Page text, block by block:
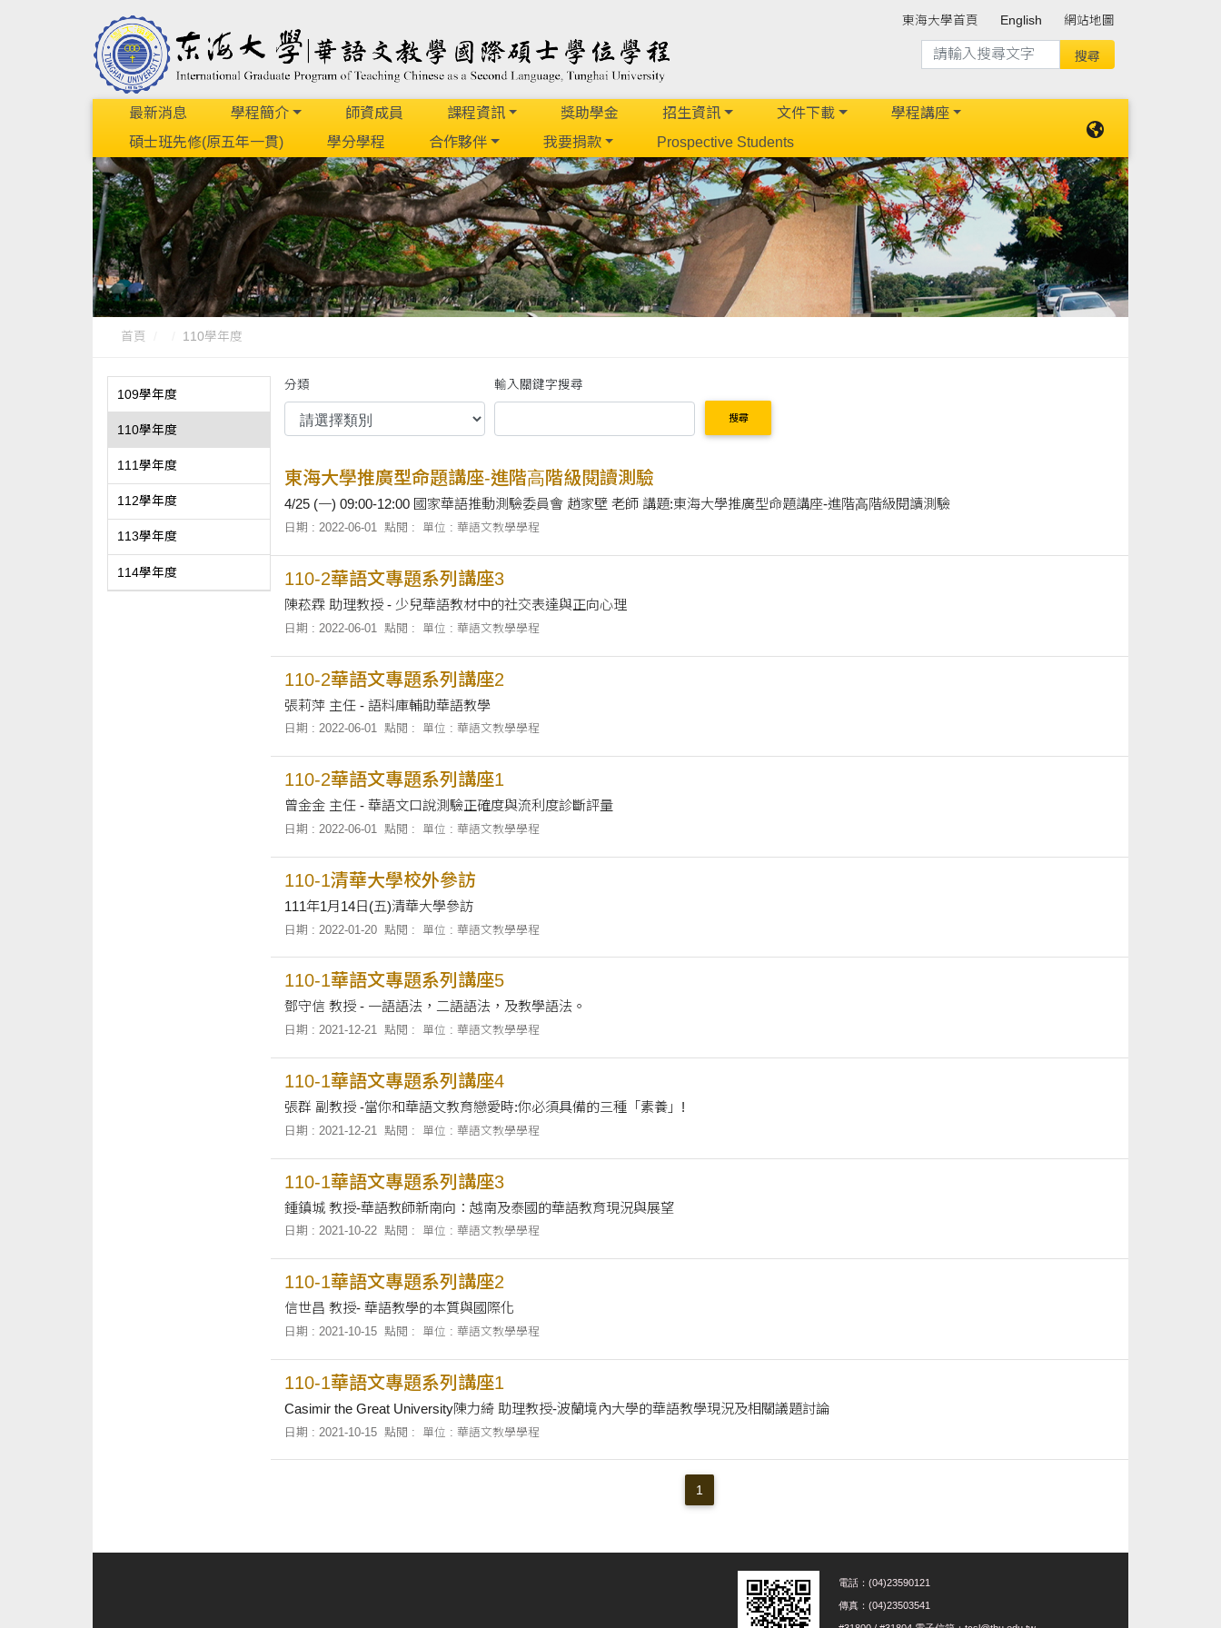
東海大學首頁 English 網站地圖
最新消息 學程簡介 師資成員 課程資訊 獎助學金 招生資訊 文件下載
學程講座
碩士班先修(原五年一貫)
學分學程 合作夥伴 我要捐款 Prospective Students
首頁 110學年度
109學年度
110學年度
111學年度
112學年度
113學年度
114學年度
分類 輸入關鍵字搜尋
搜尋
東海大學推廣型命題講座-進階⾼階級閱讀測驗
4/25 (一) 09:00-12:00 國家華語推動測驗委員會 趙家壁 老師 講題:東海大學推廣型命題講座-進階⾼階級閱讀測驗
日期 : 2022-06-01 點閱 : 單位 : 華語文教學學程
110-2華語文專題系列講座3
陳菘霖 助理教授 - 少兒華語教材中的社交表達與正向心理
日期 : 2022-06-01 點閱 : 單位 : 華語文教學學程
110-2華語文專題系列講座2
張莉萍 主任 - 語料庫輔助華語教學
日期 : 2022-06-01 點閱 : 單位 : 華語文教學學程
110-2華語文專題系列講座1
曾金金 主任 - 華語文口說測驗正確度與流利度診斷評量
日期 : 2022-06-01 點閱 : 單位 : 華語文教學學程
110-1清華大學校外參訪
111年1月14日(五)清華大學參訪
日期 : 2022-01-20 點閱 : 單位 : 華語文教學學程
110-1華語文專題系列講座5
鄧守信 教授 - 一語語法，二語語法，及教學語法。
日期 : 2021-12-21 點閱 : 單位 : 華語文教學學程
110-1華語文專題系列講座4
張群 副教授 -當你和華語文教育戀愛時:你必須具備的三種「素養」!
日期 : 2021-12-21 點閱 : 單位 : 華語文教學學程
110-1華語文專題系列講座3
鍾鎮城 教授-華語教師新南向：越南及泰國的華語教育現況與展望
日期 : 2021-10-22 點閱 : 單位 : 華語文教學學程
110-1華語文專題系列講座2
信世昌 教授- 華語教學的本質與國際化
日期 : 2021-10-15 點閱 : 單位 : 華語文教學學程
110-1華語文專題系列講座1
Casimir the Great University陳力綺 助理教授-波蘭境內大學的華語教學現況及相關議題討論
日期 : 2021-10-15 點閱 : 單位 : 華語文教學學程
1
電話：(04)23590121
傳真：(04)23503541